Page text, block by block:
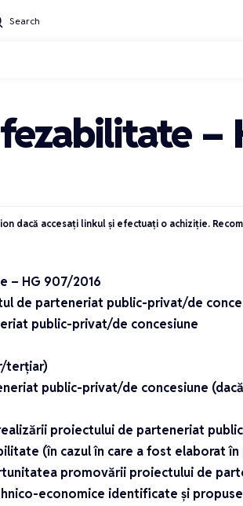
Search
–
dacă accesați linkul și efectuați o achiziție.
– HG 907/2016
de parteneriat public-privat/de
public-privat/de concesiune
terțiar)
public-privat/de concesiune
proiectului de parteneriat
(în cazul în care a fost elaborat
promovării proiectului de
economice identificate și